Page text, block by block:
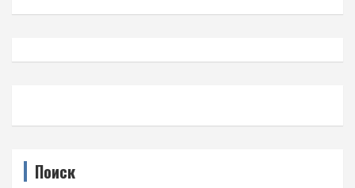
Поиск